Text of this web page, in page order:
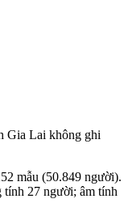
Gia Lai không ghi
mẫu (50.849 người).
27 người; âm tính